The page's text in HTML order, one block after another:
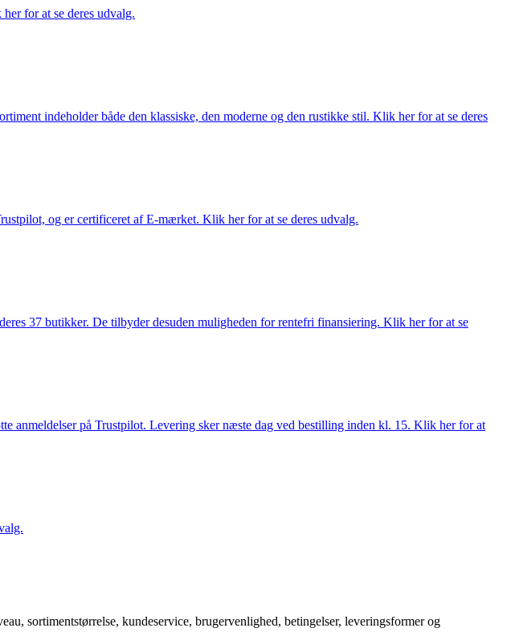
for at se deres udvalg.
indeholder både den klassiske, den moderne og den rustikke stil. Klik her for at se deres
og er certificeret af E-mærket. Klik her for at se deres udvalg.
37 butikker. De tilbyder desuden muligheden for rentefri finansiering. Klik her for at se
på Trustpilot. Levering sker næste dag ved bestilling inden kl. 15. Klik her for at
sortimentstørrelse, kundeservice, brugervenlighed, betingelser, leveringsformer og